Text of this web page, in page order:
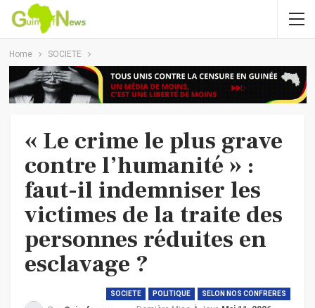
Home SOCIETE
« Le crime le plus grave
contre l’humanité » :
faut-il indemniser les
victimes de la traite des
personnes réduites en
esclavage ?
SOCIETE POLITIQUE SELON NOS CONFRERES